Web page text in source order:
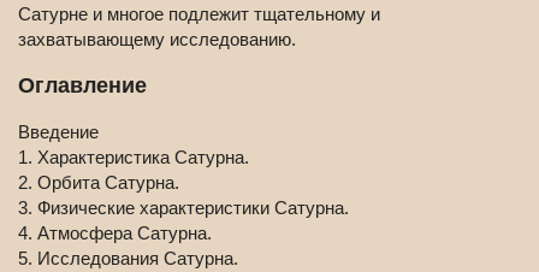
Сатурне и многое подлежит тщательному и
захватывающему исследованию.
Оглавление
Введение
1. Характеристика Сатурна.
2. Орбита Сатурна.
3. Физические характеристики Сатурна.
4. Атмосфера Сатурна.
5. Исследования Сатурна.